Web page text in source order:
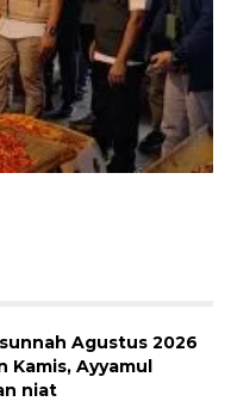
Jabodetabek
Agustus 2026
Kamis, Ayyamul
niat